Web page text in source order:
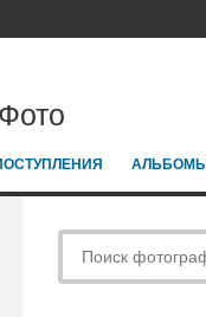
Фото
АЛЬБОМЫ